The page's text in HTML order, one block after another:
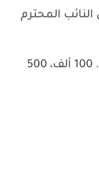
المحترم
البث المباشر أرقامه بتضرب في السما.. 100 ألف، 500